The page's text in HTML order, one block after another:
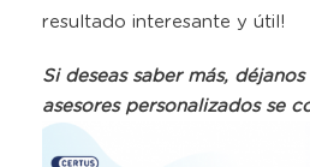
resultado interesante y útil!
Si deseas saber más,
asesores personalizados se